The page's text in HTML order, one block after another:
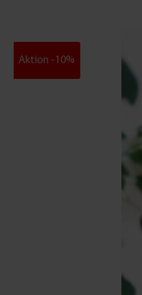
Aktion -10%